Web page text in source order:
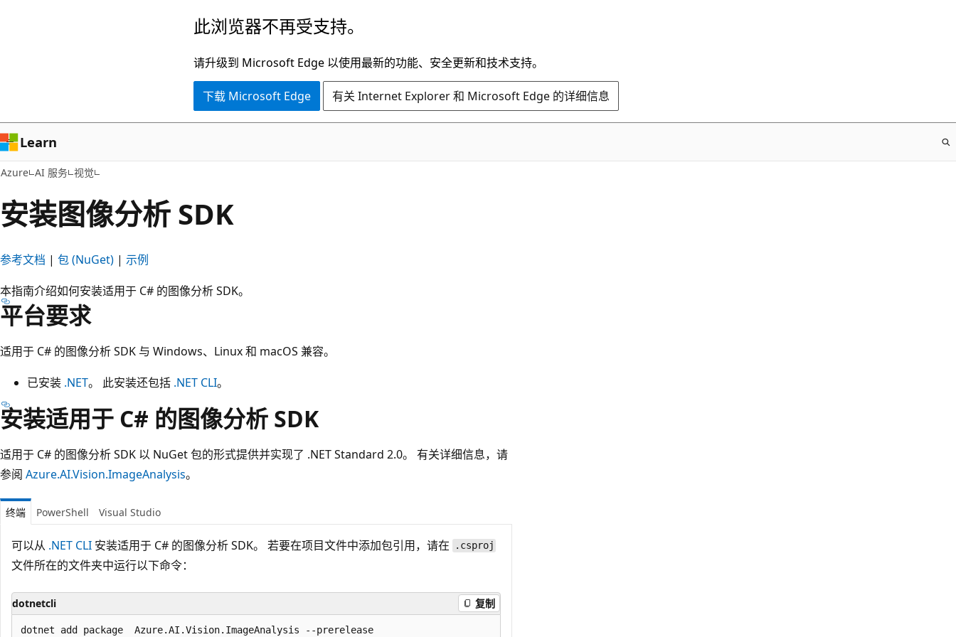
容
此浏览器不再受支持。
请升级到 Microsoft Edge 以使用最新的功能、安全更新和技术支持。
下载 Microsoft Edge 有关 Internet Explorer 和 Microsoft Edge 的详细信息
Learn
Azure AI 服务 视觉
安装图像分析 SDK
参考文档 | 包 (NuGet) | 示例
本指南介绍如何安装适用于 C# 的图像分析 SDK。
平台要求
适用于 C# 的图像分析 SDK 与 Windows、Linux 和 macOS 兼容。
已安装 .NET。 此安装还包括 .NET CLI。
安装适用于 C# 的图像分析 SDK
适用于 C# 的图像分析 SDK 以 NuGet 包的形式提供并实现了 .NET Standard 2.0。 有关详细信息，请
参阅 Azure.AI.Vision.ImageAnalysis。
终端 PowerShell Visual Studio
可以从 .NET CLI 安装适用于 C# 的图像分析 SDK。 若要在项目文件中添加包引用，请在 .csproj
文件所在的文件夹中运行以下命令：
dotnetcli 复制